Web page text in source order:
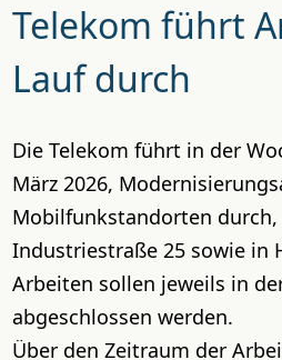
Telekom führt
Lauf durch
Die Telekom führt in der
März 2026,
Mobilfunkstandorten
Industriestraße 25 sowie in
Arbeiten sollen jeweils in
abgeschlossen werden.
Über den Zeitraum der